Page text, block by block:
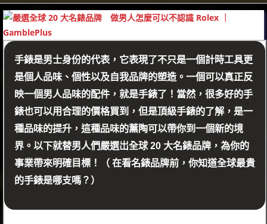
手錶是男士身份的代表，它表現了不只是一個計時工具更
是個人品味、個性以及自我品牌的塑造。一個可以真正反
映一個男人品味的配件，就是手錶了！當然，很多好的手
錶也可以用合理的價格買到，但是頂級手錶的了解，是一
種品味的提升，這種品味的薰陶可以帶你到一個新的境
界。以下就替男人們嚴選岀全球 20 大名錶品牌，為你的
事業帶來明確目標！（ 在看名錶品牌前，你知道全球最貴
的手錶是哪支嗎？）